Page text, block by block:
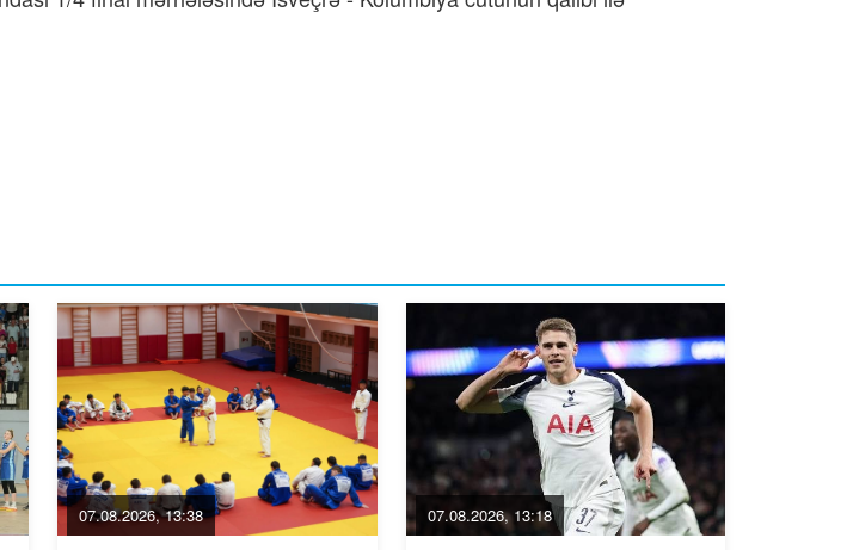
07.08.2026, 13:38 07.08.2026, 13:18